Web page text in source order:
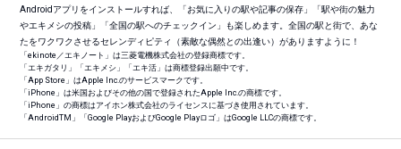
Androidアプリをインストールすれば、「お気に入りの駅や記事の保存」「駅や街の魅力
やエキメシの投稿」「全国の駅へのチェックイン」も楽しめます。全国の駅と街で、あな
たをワクワクさせるセレンディピティ（素敵な偶然との出逢い）がありますように！
「ekinote／エキノート」は三菱電機株式会社の登録商標です。
「エキガタリ」「エキメシ」「エキ活」は商標登録出願中です。
「App Store」はApple Inc.のサービスマークです。
「iPhone」は米国およびその他の国で登録されたApple Inc.の商標です。
「iPhone」の商標はアイホン株式会社のライセンスに基づき使用されています。
「AndroidTM 」「Google PlayおよびGoogle Playロゴ」はGoogle LLCの商標です。